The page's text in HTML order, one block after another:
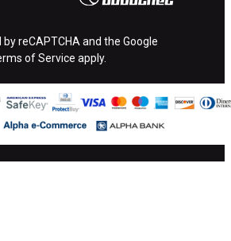
reCAPTCHA and the Google
of Service apply.